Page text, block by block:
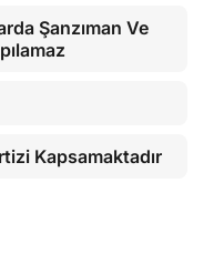
Şanzıman Ve
Kapsamaktadır